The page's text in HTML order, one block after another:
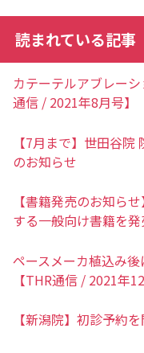
読まれている記事
カテーテルアブレー
通信 / 2021年8月号】
【7月まで】世田谷
のお知らせ
【書籍発売のお知ら
する一般向け書籍を
ペースメーカ植込み
【THR通信 / 2021年
【新潟院】初診予約